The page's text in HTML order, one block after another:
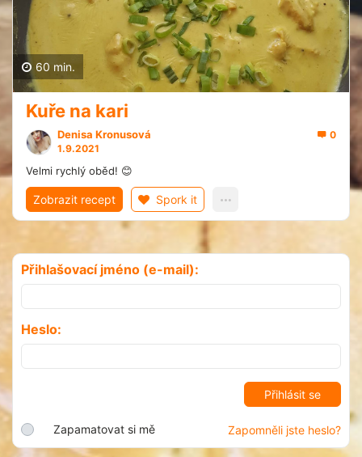
60 min.
Kuře na kari
0
Denisa Kronusová
1.9.2021
Velmi rychlý oběd! 😊
Zobrazit recept Spork it
Přihlašovací jméno (e-mail):
Heslo:
Zapamatovat si mě Zapomněli jste heslo?